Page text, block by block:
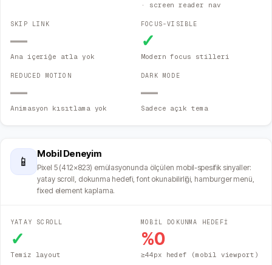
· screen reader nav
SKIP LINK
—
Ana içeriğe atla yok
FOCUS-VISIBLE
✓
Modern focus stilleri
REDUCED MOTION
—
Animasyon kısıtlama yok
DARK MODE
—
Sadece açık tema
📱
Mobil Deneyim
Pixel 5 (412×823) emülasyonunda ölçülen mobil-spesifik sinyaller:
yatay scroll, dokunma hedefi, font okunabilirliği, hamburger menü,
fixed element kaplama.
YATAY SCROLL
✓
Temiz layout
MOBİL DOKUNMA HEDEFİ
%0
≥44px hedef (mobil viewport)